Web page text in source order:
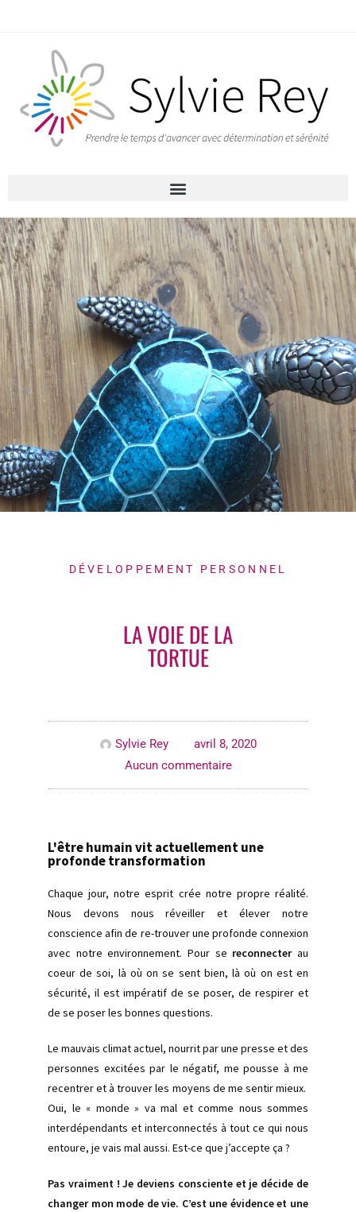
DÉVELOPPEMENT PERSONNEL
LA VOIE DE LA
TORTUE
Sylvie Rey
avril 8, 2020
Aucun commentaire
L'être humain vit actuellement une
profonde transformation
Chaque jour, notre esprit crée notre propre réalité.
Nous devons nous réveiller et élever notre
conscience afin de re-trouver une profonde connexion
avec notre environnement. Pour se reconnecterau
coeur de soi, là où on se sent bien, là où on est en
sécurité, il est impératif de se poser, de respirer et
de se poser les bonnes questions.
Le mauvais climat actuel, nourrit par une presse et des
personnes excitées par le négatif, me pousse à me
recentrer et à trouver les moyens de me sentir mieux.
Oui, le « monde » va mal et comme nous sommes
interdépendants et interconnectés à tout ce qui nous
entoure, je vais mal aussi. Est-ce que j’accepte ça ?
Pas vraiment ! Je deviens consciente et je décide de
changer mon mode de vie. C’est une évidence et une